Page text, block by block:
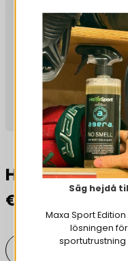
Hockeytejp
€ 2,87
Säg hejdå
Maxa Sport
lösningen
sportutrustning